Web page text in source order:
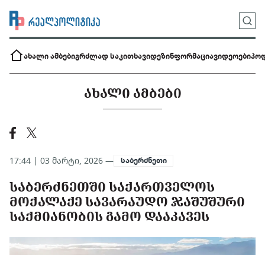
ახალი ამბებიგრძლად საკითხავიდეზინფორმაციავიდეოები
ᲐᲮᲐᲚᲘ ᲐᲛᲑᲔᲑᲘ
17:44 | 03 მარტი, 2026 — საბერძნეთი
ᲡᲐᲑᲔᲠᲫᲜᲔᲗᲨᲘ ᲡᲐᲥᲐᲠᲗᲕᲔᲚᲝᲡ
ᲛᲝᲥᲐᲚᲐᲥᲔ ᲡᲐᲕᲐᲠᲐᲣᲓᲝ ᲯᲐᲨᲣᲨᲣᲠᲘ
ᲡᲐᲥᲛᲘᲐᲜᲝᲑᲘᲡ ᲒᲐᲛᲝ ᲓᲐᲐᲙᲐᲕᲔᲡ